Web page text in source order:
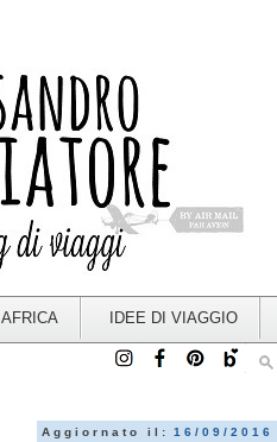
AFRICA IDEE DI VIAGGIO
Aggiornato il: 16/09/2016